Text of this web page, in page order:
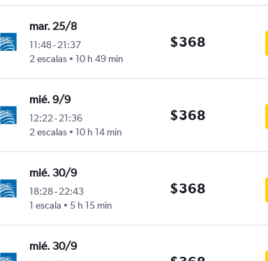
mar. 25/8
11:48-21:37
2 escalas
10 h 49 min
$368
mié. 9/9
12:22-21:36
2 escalas
10 h 14 min
$368
mié. 30/9
18:28-22:43
1 escala
5 h 15 min
$368
mié. 30/9